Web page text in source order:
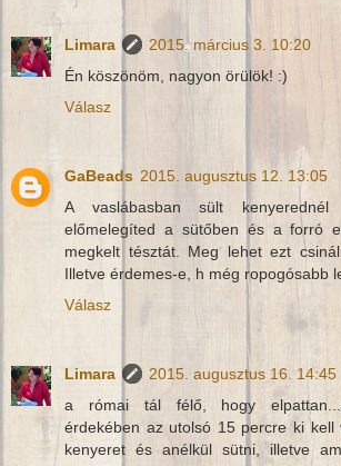
Limara
2015. március 3. 10:20
Én köszönöm, nagyon örülök! :)
Válasz
GaBeads 2015. augusztus 12. 13:05
A vaslábasban sült
előmelegíted a sütőben és a forró
megkelt tésztát. Meg lehet ezt
Illetve érdemes-e, h még ropogósabb
Válasz
Limara
2015. augusztus 16. 14:45
a római tál félő, hogy
érdekében az utolsó 15 percre ki kell
kenyeret és anélkül sütni, illetve